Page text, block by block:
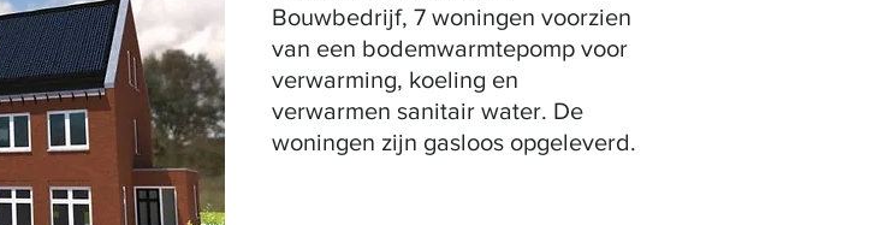
Bouwbedrijf, 7 woningen voorzien
van een bodemwarmtepomp voor
verwarming, koeling en
verwarmen sanitair water. De
woningen zijn gasloos opgeleverd.